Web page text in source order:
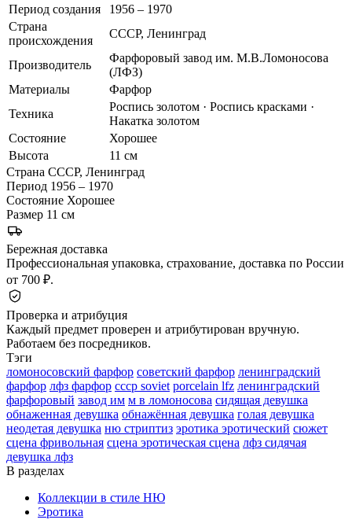
Период создания
1956 – 1970
Страна
происхождения
СССР, Ленинград
Производитель
Фарфоровый завод им. М.В.Ломоносова
(ЛФЗ)
Материалы
Фарфор
Техника
Роспись золотом · Роспись красками ·
Накатка золотом
Состояние
Хорошее
Высота
11 см
Страна СССР, Ленинград
Период 1956 – 1970
Состояние Хорошее
Размер 11 см
Бережная доставка
Профессиональная упаковка, страхование, доставка по России
от 700 ₽.
Проверка и атрибуция
Каждый предмет проверен и атрибутирован вручную.
Работаем без посредников.
Тэги
ломоносовский фарфор советский фарфор ленинградский
фарфор лфз фарфор ссср soviet porcelain lfz ленинградский
фарфоровый завод им м в ломоносова сидящая девушка
обнаженная девушка обнажённая девушка голая девушка
неодетая девушка ню стриптиз эротика эротический сюжет
сцена фривольная сцена эротическая сцена лфз сидячая
девушка лфз
В разделах
Коллекции в стиле НЮ
Эротика